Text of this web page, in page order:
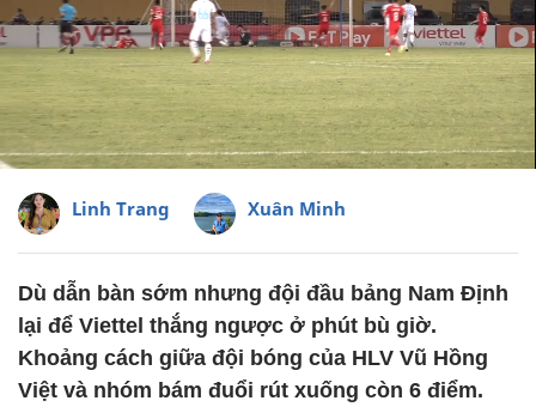
Linh Trang Xuân Minh
Dù dẫn bàn sớm nhưng đội đầu bảng Nam Định
lại để Viettel thắng ngược ở phút bù giờ.
Khoảng cách giữa đội bóng của HLV Vũ Hồng
Việt và nhóm bám đuổi rút xuống còn 6 điểm.